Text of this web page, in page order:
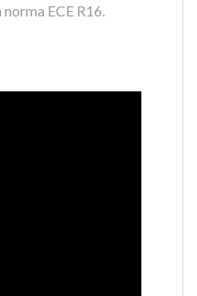
ECE R16.